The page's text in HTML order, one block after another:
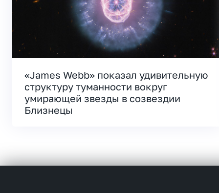
«James Webb» показал удивительную
структуру туманности вокруг
умирающей звезды в созвездии
Близнецы